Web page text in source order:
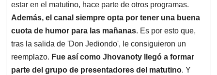
estar en el matutino, hace parte de otros programas.
Además, el canal siempre opta por tener una buena
cuota de humor para las mañanas. Es por esto que,
tras la salida de 'Don Jediondo', le consiguieron un
reemplazo. Fue así como Jhovanoty llegó a formar
parte del grupo de presentadores del matutino. Y